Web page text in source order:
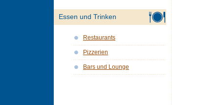
Essen und Trinken
Restaurants
Pizzerien
Bars und Lounge